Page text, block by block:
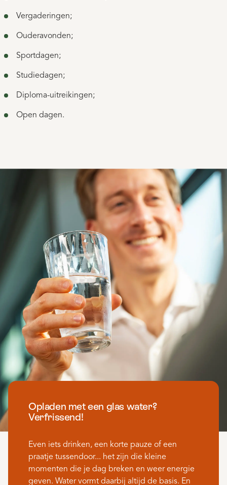
Vergaderingen;
Ouderavonden;
Sportdagen;
Studiedagen;
Diploma-uitreikingen;
Open dagen.
Water. En de rest komt later.
Opladen met een glas water?
Verfrissend!
Even iets drinken, een korte pauze of een
praatje tussendoor... het zijn die kleine
momenten die je dag breken en weer energie
geven. Water vormt daarbij altijd de basis. En